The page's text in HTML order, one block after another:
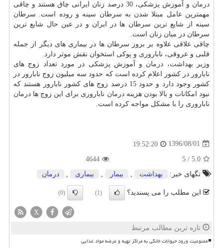
درمان
و آموزش پزشكی، 30 درصد زنان ایرانی چاق هستند و چاقی
مهمترین عامل مبتلا شدن به سرطان سینه و روده است. سرطان
سینه از شایع ترین سرطان ها در ایران و در عین حال شایع ترین
سرطان در میان زنان است.
چاقی علاقی علاوه بر بروز سرطان ها در بیماری های دیگر از جمله
قلبی و عروقی، ناباروری و پوكی استخوان نقش موثر دارد.
وزیر بهداشت، درمان و آموزش پزشكی در مورد تعداد زوج های
نابارور در كشور اعلام كرده است كه حدود سه میلیون زوج نابارور در
كشور وجود دارد و حدود 15 درصد زوج های كشور نابارور هستند كه
نبود امكانات و بالا بودن هزینهدرمان ناباروری برای این زوج ها درمان
ناباروری را با مشكل مواجه كرده است.
1396/08/01
19:52:20
5.0
/
5
4644
تگهای خبر:
بهداشت بیمار بیماری درمان
این مطلب را می پسندید؟ (1)
(0)
X
تازه ترین مطالب مرتبط
ممنوعیت ورود حیوانات خانگی به مراکز تهیه و عرضه مواد غذایی